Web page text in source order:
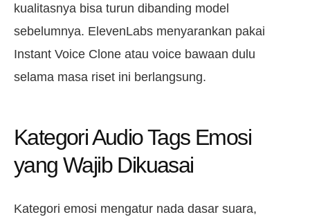
kualitasnya bisa turun dibanding model
sebelumnya. ElevenLabs menyarankan pakai
Instant Voice Clone atau voice bawaan dulu
selama masa riset ini berlangsung.
Kategori Audio Tags Emosi
yang Wajib Dikuasai
Kategori emosi mengatur nada dasar suara,